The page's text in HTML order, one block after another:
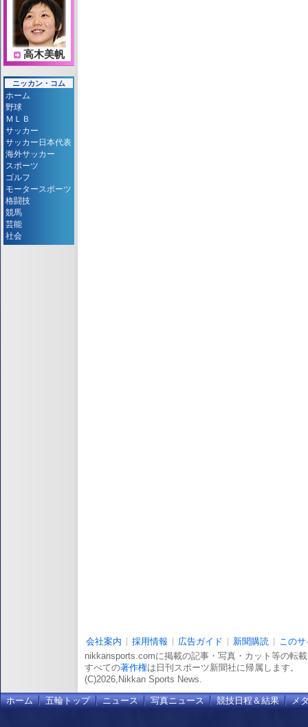
高木美帆
ニッカン・コム
ホーム
野球
ＭＬＢ
サッカー
サッカー日本代表
海外サッカー
スポーツ
ゴルフ
モータースポーツ
格闘技
競馬
芸能
社会
会社案内 採用情報 広告ガイド 新聞購読
この
nikkansports.comに掲載の記事・写真・カット等の転
すべての著作権は日刊スポーツ新聞社に帰属します。
(C)2026,Nikkan Sports News.
ホーム 五輪トップ ニュース 写真ニュース 競技日程＆結果 メ